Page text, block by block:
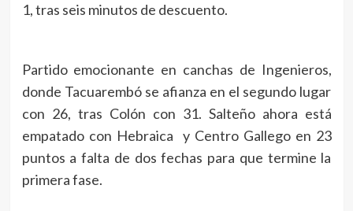
1, tras seis minutos de descuento.
Partido emocionante en canchas de Ingenieros,
donde Tacuarembó se afianza en el segundo lugar
con 26, tras Colón con 31. Salteño ahora está
empatado con Hebraica y Centro Gallego en 23
puntos a falta de dos fechas para que termine la
primera fase.